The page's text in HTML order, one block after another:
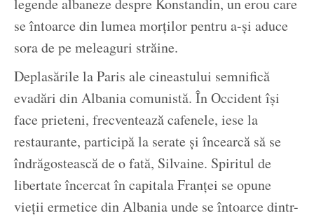
legende albaneze despre Konstandin, un erou care
se întoarce din lumea morților pentru a-și aduce
sora de pe meleaguri străine.
Deplasările la Paris ale cineastului semnifică
evadări din Albania comunistă. În Occident își
face prieteni, frecventează cafenele, iese la
restaurante, participă la serate și încearcă să se
îndrăgostească de o fată, Silvaine. Spiritul de
libertate încercat în capitala Franței se opune
vieții ermetice din Albania unde se întoarce dintr-